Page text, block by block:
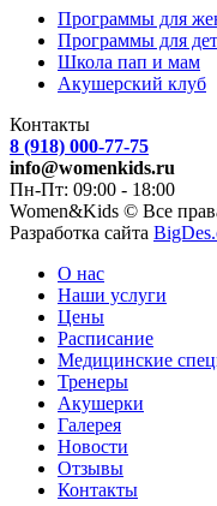
Программы для
Программы для
Школа пап и мам
Акушерский клуб
Контакты
8 (918) 000-77-75
info@womenkids.ru
Пн-Пт: 09:00 - 18:00
Women&Kids © Все
Разработка сайта
О нас
Наши услуги
Цены
Расписание
Медицинские
Тренеры
Акушерки
Галерея
Новости
Отзывы
Контакты